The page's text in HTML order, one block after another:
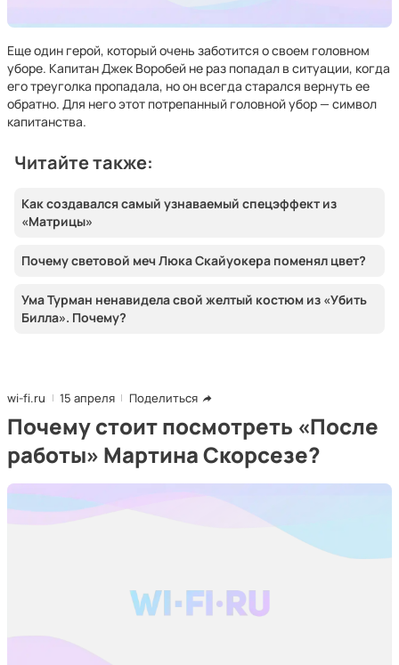
Еще один герой, который очень заботится о своем головном
уборе. Капитан Джек Воробей не раз попадал в ситуации, когда
его треуголка пропадала, но он всегда старался вернуть ее
обратно. Для него этот потрепанный головной убор — символ
капитанства.
Читайте также:
Как создавался самый узнаваемый спецэффект из
«Матрицы»
Почему световой меч Люка Скайуокера поменял цвет?
Ума Турман ненавидела свой желтый костюм из «Убить
Билла». Почему?
wi-fi.ru 15 апреля Поделиться
Почему стоит посмотреть «После
работы» Мартина Скорсезе?